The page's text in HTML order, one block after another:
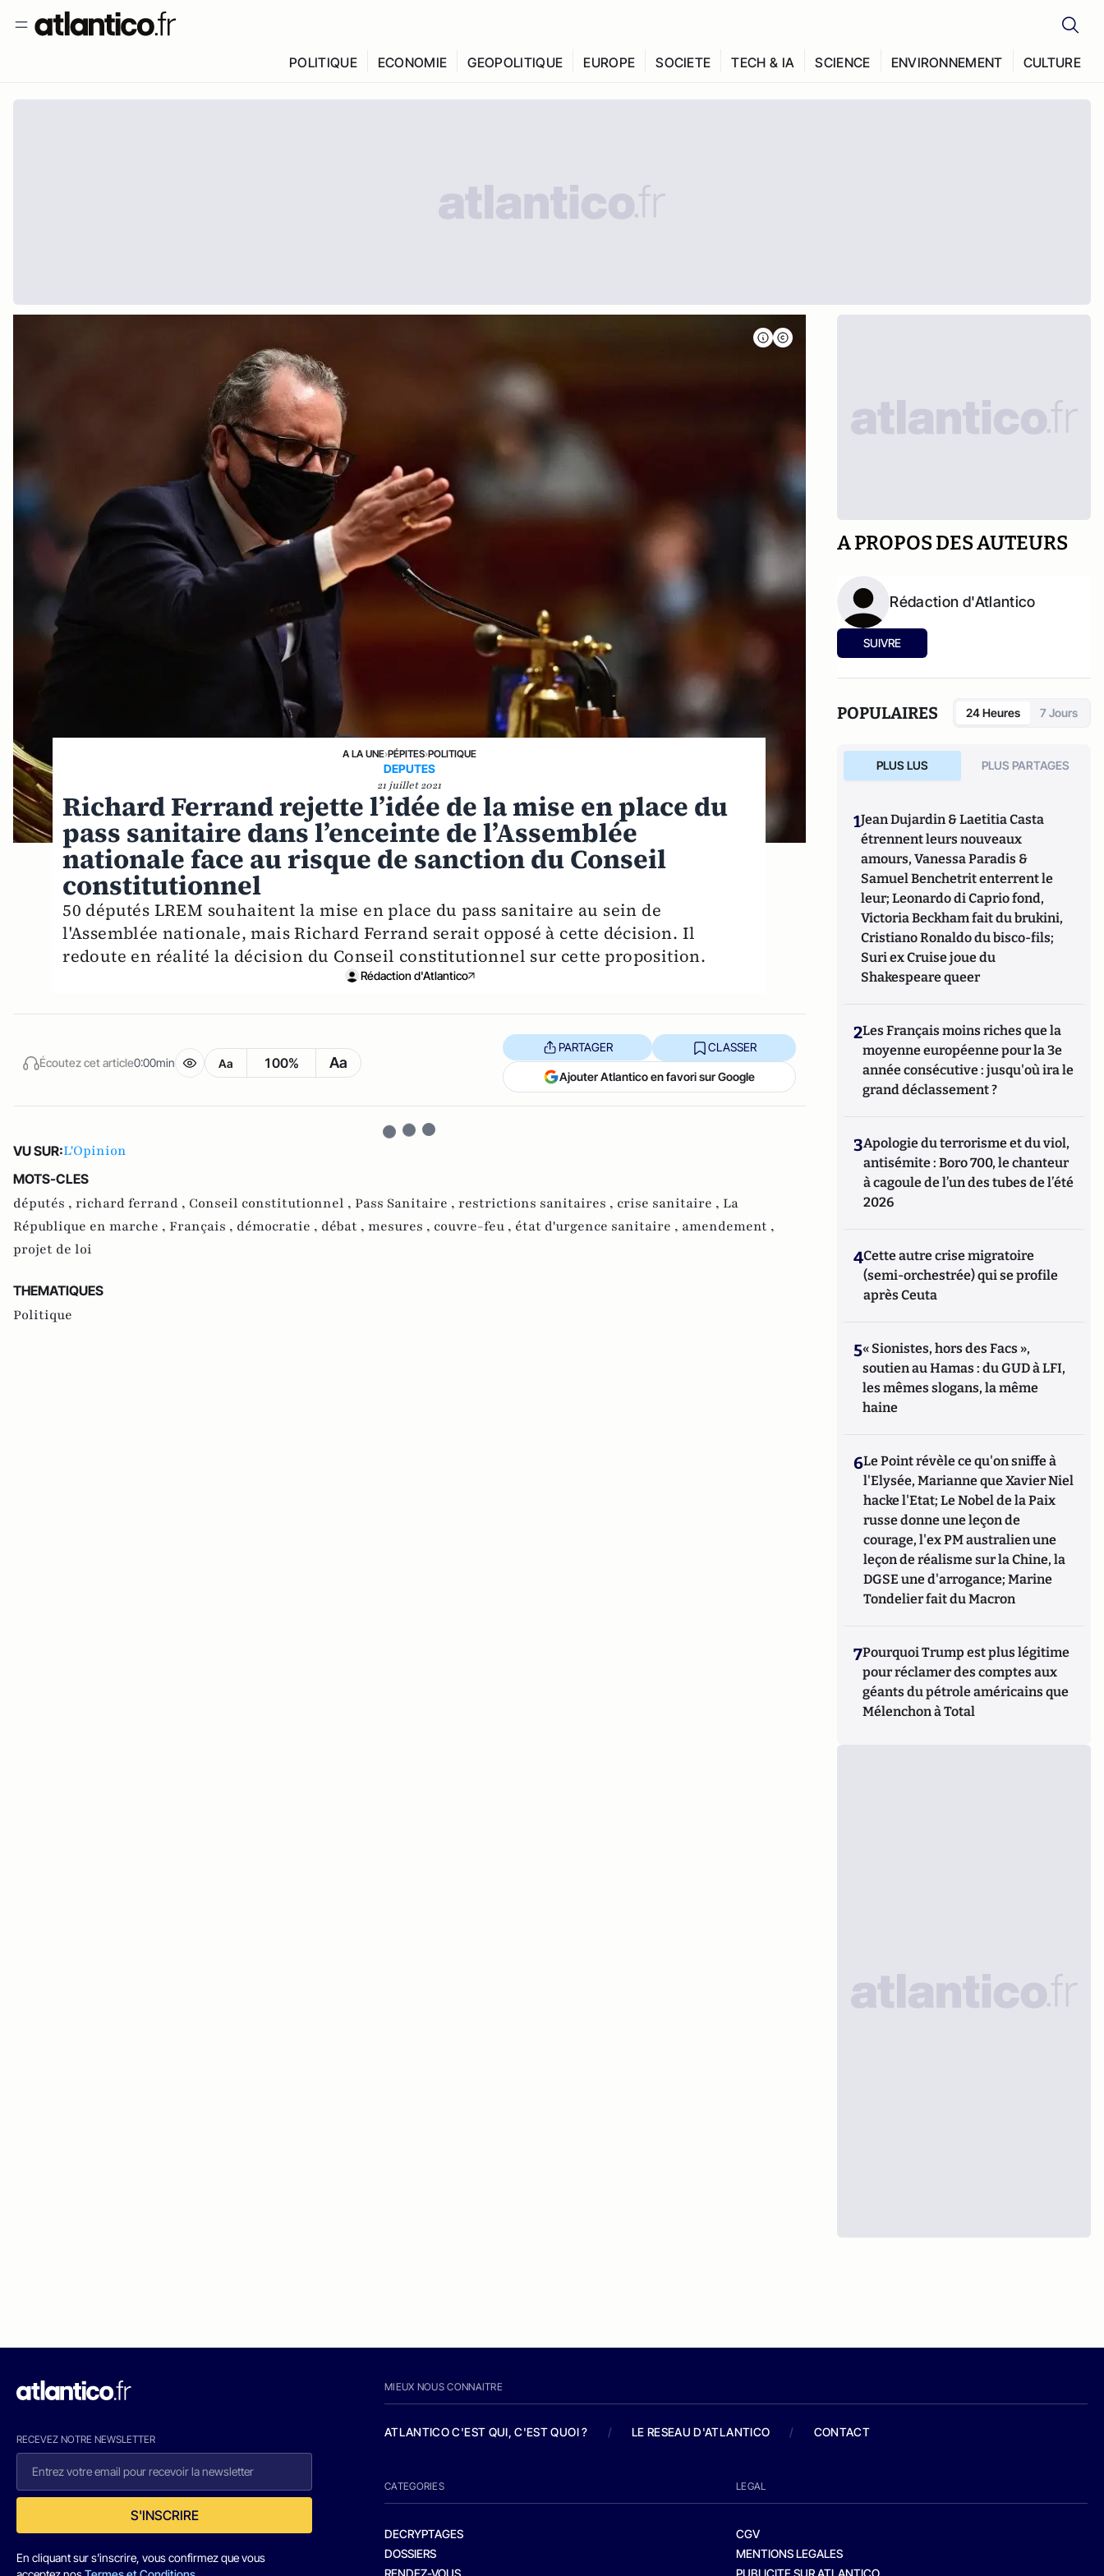
POLITIQUE ECONOMIE GEOPOLITIQUE EUROPE SOCIETE TECH & IA SCIENCE ENVIRONNEMENT CULTURE
A LA UNE›PÉPITES›POLITIQUE
DEPUTES
21 juillet 2021
Richard Ferrand rejette l’idée de la mise en place du
pass sanitaire dans l’enceinte de l’Assemblée
nationale face au risque de sanction du Conseil
constitutionnel
50 députés LREM souhaitent la mise en place du pass sanitaire au sein de
l'Assemblée nationale, mais Richard Ferrand serait opposé à cette décision. Il
redoute en réalité la décision du Conseil constitutionnel sur cette proposition.
Rédaction d'Atlantico
Écoutez cet article0:00min Aa 100% Aa
PARTAGER CLASSER
Ajouter Atlantico en favori sur Google
VU SUR:L'Opinion
MOTS-CLES
députés , richard ferrand , Conseil constitutionnel , Pass Sanitaire , restrictions sanitaires , crise sanitaire , La
République en marche , Français , démocratie , débat , mesures , couvre-feu , état d'urgence sanitaire , amendement ,
projet de loi
THEMATIQUES
Politique
A PROPOS DES AUTEURS
Rédaction d'Atlantico
SUIVRE
POPULAIRES 24 Heures 7 Jours
PLUS LUS PLUS PARTAGES
1Jean Dujardin & Laetitia Casta
étrennent leurs nouveaux
amours, Vanessa Paradis &
Samuel Benchetrit enterrent le
leur; Leonardo di Caprio fond,
Victoria Beckham fait du brukini,
Cristiano Ronaldo du bisco-fils;
Suri ex Cruise joue du
Shakespeare queer
2Les Français moins riches que la
moyenne européenne pour la 3e
année consécutive : jusqu'où ira le
grand déclassement ?
3Apologie du terrorisme et du viol,
antisémite : Boro 700, le chanteur
à cagoule de l’un des tubes de l’été
2026
4Cette autre crise migratoire
(semi-orchestrée) qui se profile
après Ceuta
5« Sionistes, hors des Facs »,
soutien au Hamas : du GUD à LFI,
les mêmes slogans, la même
haine
6Le Point révèle ce qu'on sniffe à
l'Elysée, Marianne que Xavier Niel
hacke l'Etat; Le Nobel de la Paix
russe donne une leçon de
courage, l'ex PM australien une
leçon de réalisme sur la Chine, la
DGSE une d'arrogance; Marine
Tondelier fait du Macron
7Pourquoi Trump est plus légitime
pour réclamer des comptes aux
géants du pétrole américains que
Mélenchon à Total
RECEVEZ NOTRE NEWSLETTER
S'INSCRIRE
En cliquant sur s'inscrire, vous confirmez que vous
MIEUX NOUS CONNAITRE
ATLANTICO C'EST QUI, C'EST QUOI ? / LE RESEAU D'ATLANTICO / CONTACT
CATEGORIES
DECRYPTAGES
DOSSIERS
RENDEZ-VOUS
LEGAL
CGV
MENTIONS LEGALES
PUBLICITE SUR ATLANTICO